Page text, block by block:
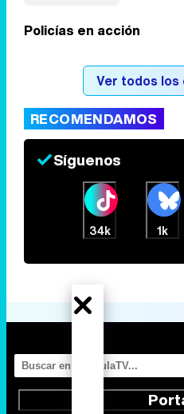
Policías en acción
Ver todos los
RECOMENDAMOS
Síguenos
34k 1k